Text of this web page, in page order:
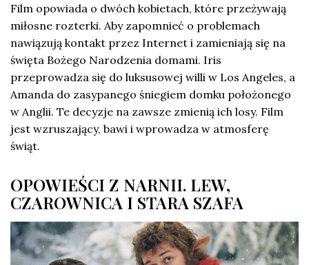
Film opowiada o dwóch kobietach, które przeżywają
miłosne rozterki. Aby zapomnieć o problemach
nawiązują kontakt przez Internet i zamieniają się na
święta Bożego Narodzenia domami. Iris
przeprowadza się do luksusowej willi w Los Angeles, a
Amanda do zasypanego śniegiem domku położonego
w Anglii. Te decyzje na zawsze zmienią ich losy. Film
jest wzruszający, bawi i wprowadza w atmosferę
świąt.
OPOWIEŚCI Z NARNII. LEW,
CZAROWNICA I STARA SZAFA